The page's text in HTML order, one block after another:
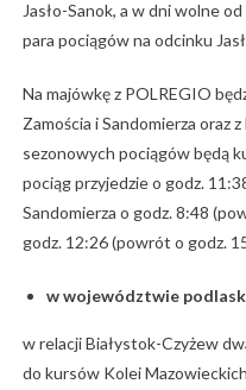
Jasło-Sanok, a w dni wolne
para pociągów na odcinku
Na majówkę z POLREGIO
Zamościa i Sandomierza oraz
sezonowych pociągów będą
pociąg przyjedzie o godz.
Sandomierza o godz. 8:48
godz. 12:26 (powrót o godz.
w województwie
w relacji Białystok-Czyżew
do kursów Kolei